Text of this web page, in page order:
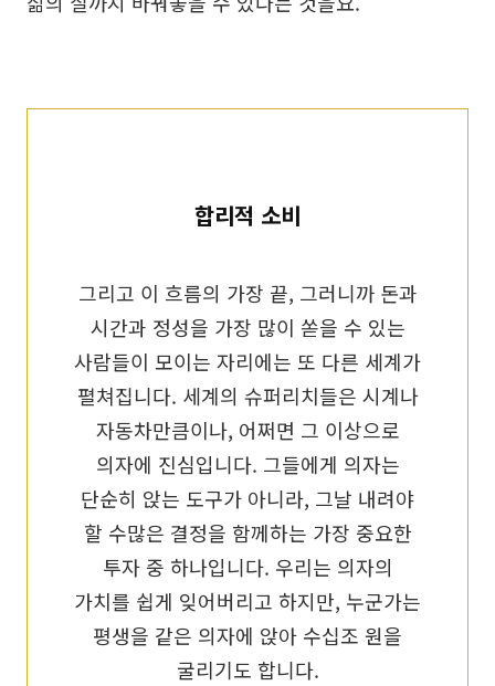
합리적 소비
그리고 이 흐름의 가장 끝, 그러니까 돈과
시간과 정성을 가장 많이 쏟을 수 있는
사람들이 모이는 자리에는 또 다른 세계가
펼쳐집니다. 세계의 슈퍼리치들은 시계나
자동차만큼이나, 어쩌면 그 이상으로
의자에 진심입니다. 그들에게 의자는
단순히 앉는 도구가 아니라, 그날 내려야
할 수많은 결정을 함께하는 가장 중요한
투자 중 하나입니다. 우리는 의자의
가치를 쉽게 잊어버리고 하지만, 누군가는
평생을 같은 의자에 앉아 수십조 원을
굴리기도 합니다.